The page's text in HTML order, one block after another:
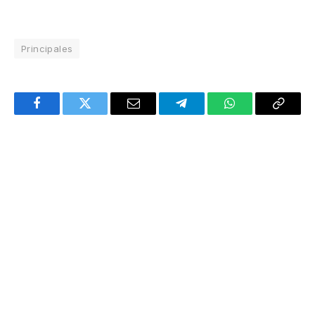
Principales
FacebookTwitter Email TelegramWhatsAppCopy